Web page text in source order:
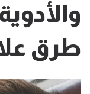
طرق